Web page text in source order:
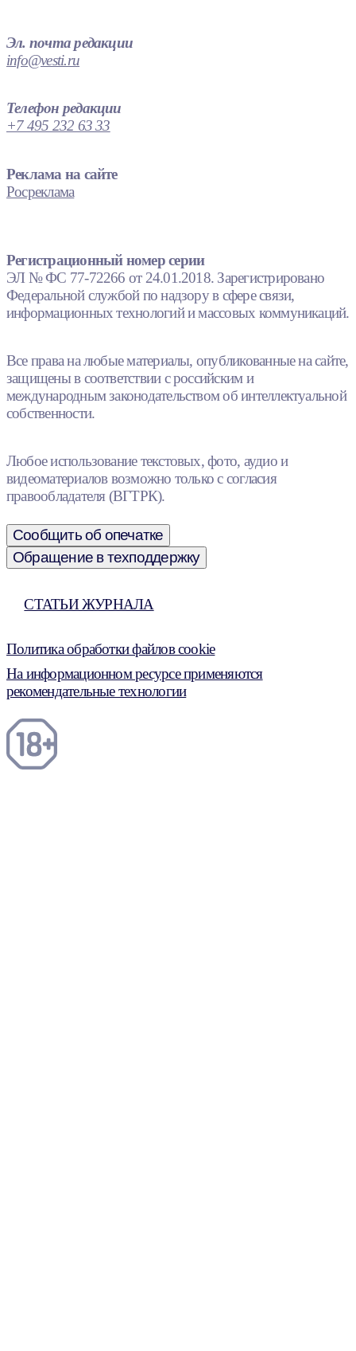
Эл. почта редакции
info@vesti.ru
Телефон редакции
+7 495 232 63 33
Реклама на сайте
Росреклама
Регистрационный номер серии
ЭЛ № ФС 77-72266 от 24.01.2018. Зарегистрировано
Федеральной службой по надзору в сфере связи,
информационных технологий и массовых коммуникаций.
Все права на любые материалы, опубликованные на сайте,
защищены в соответствии с российским и
международным законодательством об интеллектуальной
собственности.
Любое использование текстовых, фото, аудио и
видеоматериалов возможно только с согласия
правообладателя (ВГТРК).
Сообщить об опечатке
Обращение в техподдержку
СТАТЬИ ЖУРНАЛА
Политика обработки файлов cookie
На информационном ресурсе применяются
рекомендательные технологии